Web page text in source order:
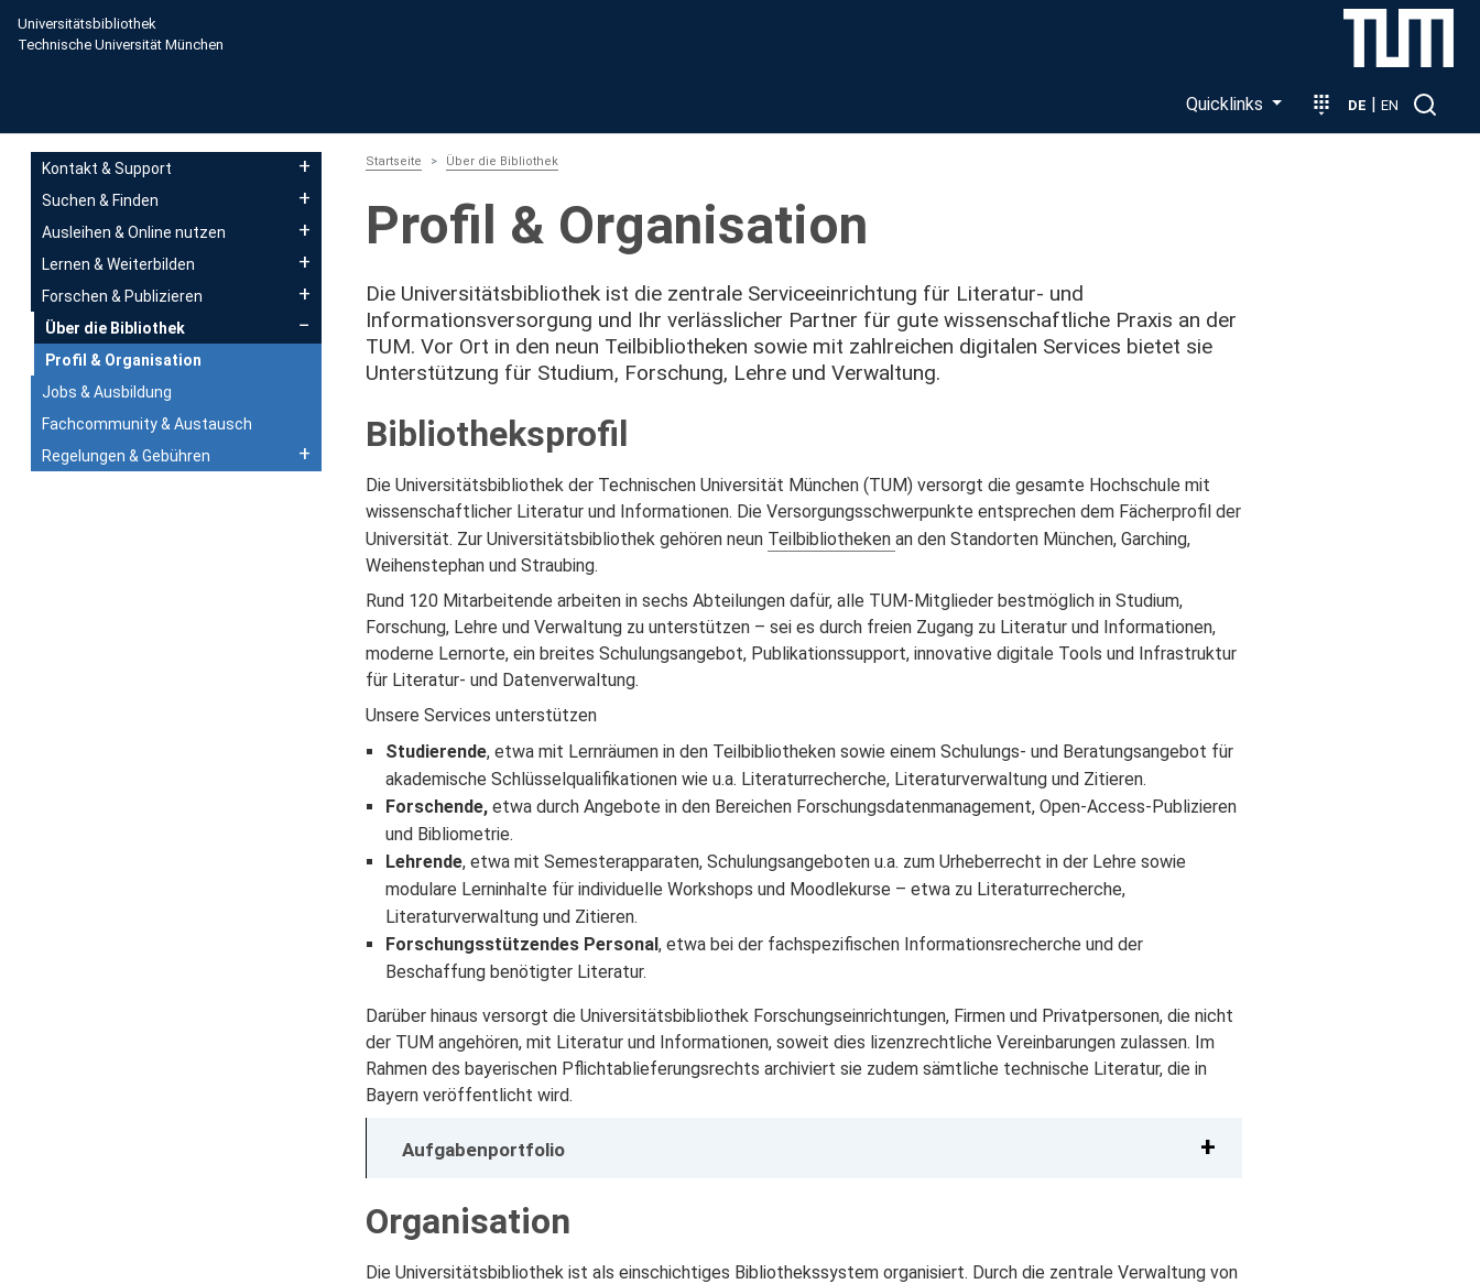
Direkt zum Inhalt
Universitätsbibliothek
Technische Universität München
Quicklinks DE | EN
Startseite Über die Bibliothek
Profil & Organisation
Die Universitätsbibliothek ist die zentrale Serviceeinrichtung für Literatur‑ und
Informationsversorgung und Ihr verlässlicher Partner für gute wissenschaftliche Praxis an der
TUM. Vor Ort in den neun Teilbibliotheken sowie mit zahlreichen digitalen Services bietet sie
Unterstützung für Studium, Forschung, Lehre und Verwaltung.
Bibliotheksprofil
Die Universitätsbibliothek der Technischen Universität München (TUM) versorgt die gesamte Hochschule mit
wissenschaftlicher Literatur und Informationen. Die Versorgungsschwerpunkte entsprechen dem Fächerprofil der
Universität. Zur Universitätsbibliothek gehören neun Teilbibliotheken an den Standorten München, Garching,
Weihenstephan und Straubing.
Rund 120 Mitarbeitende arbeiten in sechs Abteilungen dafür, alle TUM-Mitglieder bestmöglich in Studium,
Forschung, Lehre und Verwaltung zu unterstützen – sei es durch freien Zugang zu Literatur und Informationen,
moderne Lernorte, ein breites Schulungsangebot, Publikationssupport, innovative digitale Tools und Infrastruktur
für Literatur- und Datenverwaltung.
Unsere Services unterstützen
Studierende, etwa mit Lernräumen in den Teilbibliotheken sowie einem Schulungs- und Beratungsangebot für
akademische Schlüsselqualifikationen wie u.a. Literaturrecherche, Literaturverwaltung und Zitieren.
Forschende,etwa durch Angebote in den Bereichen Forschungsdatenmanagement, Open-Access-Publizieren
und Bibliometrie.
Lehrende, etwa mit Semesterapparaten, Schulungsangeboten u.a. zum Urheberrecht in der Lehre sowie
modulare Lerninhalte für individuelle Workshops und Moodlekurse – etwa zu Literaturrecherche,
Literaturverwaltung und Zitieren.
Forschungsstützendes Personal, etwa bei der fachspezifischen Informationsrecherche und der
Beschaffung benötigter Literatur.
Darüber hinaus versorgt die Universitätsbibliothek Forschungseinrichtungen, Firmen und Privatpersonen, die nicht
der TUM angehören, mit Literatur und Informationen, soweit dies lizenzrechtliche Vereinbarungen zulassen. Im
Rahmen des bayerischen Pflichtablieferungsrechts archiviert sie zudem sämtliche technische Literatur, die in
Bayern veröffentlicht wird.
Aufgabenportfolio
Organisation
Die Universitätsbibliothek ist als einschichtiges Bibliothekssystem organisiert. Durch die zentrale Verwaltung von
Main navigation
Kontakt & Support
Suchen & Finden
Ausleihen & Online nutzen
Lernen & Weiterbilden
Forschen & Publizieren
Über die Bibliothek
Profil & Organisation
Jobs & Ausbildung
Fachcommunity & Austausch
Regelungen & Gebühren